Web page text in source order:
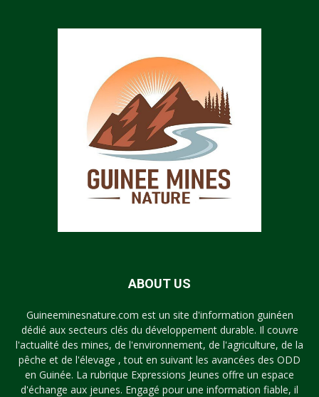
ABOUT US
Guineeminesnature.com est un site d'information guinéen
dédié aux secteurs clés du développement durable. Il couvre
l'actualité des mines, de l'environnement, de l'agriculture, de la
pêche et de l'élevage , tout en suivant les avancées des ODD
en Guinée. La rubrique Expressions Jeunes offre un espace
d'échange aux jeunes. Engagé pour une information fiable, il